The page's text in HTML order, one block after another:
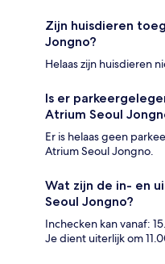
Zijn huisdieren
Jongno?
Helaas zijn huisdieren
Is er
Atrium Seoul
Er is helaas geen
Atrium Seoul Jongno.
Wat zijn de in- en
Seoul Jongno?
Inchecken kan vanaf:
Je dient uiterlijk om